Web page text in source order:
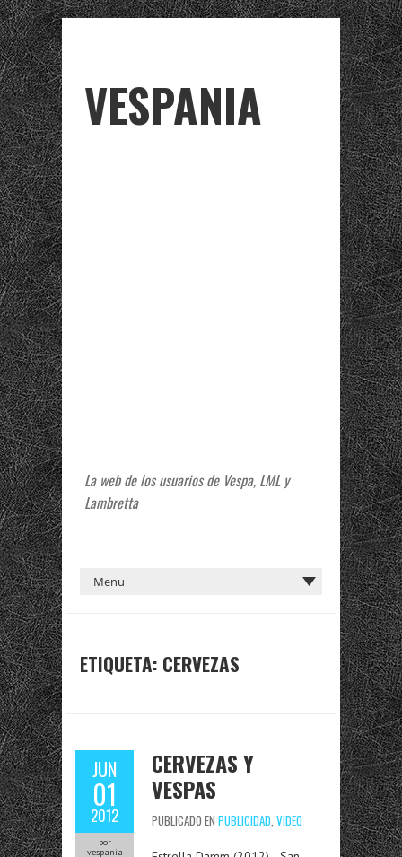
VESPANIA
La web de los usuarios de Vespa, LML y
Lambretta
ETIQUETA: CERVEZAS
JUN
01
2012
por
vespania
CERVEZAS Y
VESPAS
PUBLICADO EN PUBLICIDAD, VIDEO